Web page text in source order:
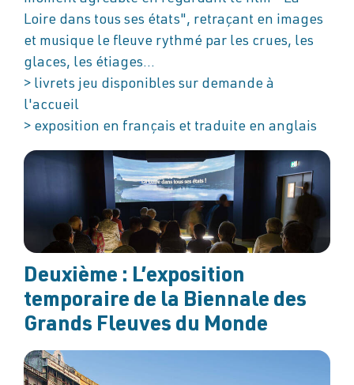
Loire dans tous ses états", retraçant en images
et musique le fleuve rythmé par les crues, les
glaces, les étiages...
> livrets jeu disponibles sur demande à
l'accueil
> exposition en français et traduite en anglais
Deuxième : L’exposition
temporaire de la Biennale des
Grands Fleuves du Monde